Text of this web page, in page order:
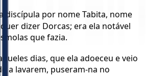
discípula por nome Tabita, nome
dizer Dorcas; era ela notável
que fazia.
dias, que ela adoeceu e veio
a lavarem, puseram-na no